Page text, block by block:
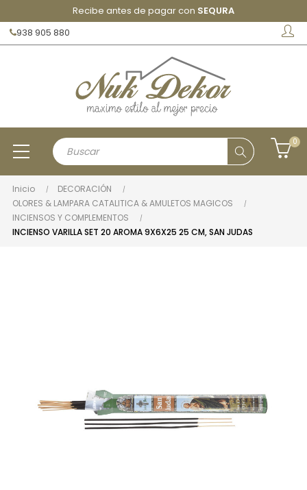
Recibe antes de pagar con SEQURA
938 905 880
0
Inicio
DECORACIÓN
OLORES & LAMPARA CATALITICA & AMULETOS MAGICOS
INCIENSOS Y COMPLEMENTOS
INCIENSO VARILLA SET 20 AROMA 9X6X25 25 CM, SAN JUDAS